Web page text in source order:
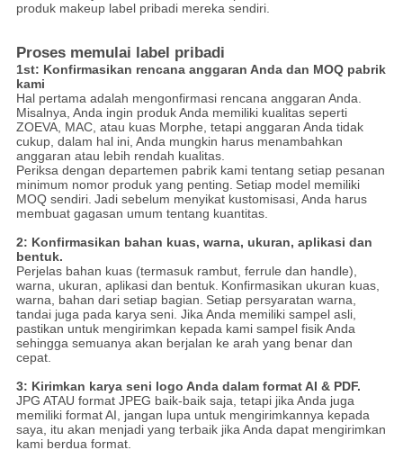
produk makeup label pribadi mereka sendiri.
Proses memulai label pribadi
1st: Konfirmasikan rencana anggaran Anda dan MOQ pabrik
kami
Hal pertama adalah mengonfirmasi rencana anggaran Anda.
Misalnya, Anda ingin produk Anda memiliki kualitas seperti
ZOEVA, MAC, atau kuas Morphe, tetapi anggaran Anda tidak
cukup, dalam hal ini, Anda mungkin harus menambahkan
anggaran atau lebih rendah kualitas.
Periksa dengan departemen pabrik kami tentang setiap pesanan
minimum nomor produk yang penting. Setiap model memiliki
MOQ sendiri. Jadi sebelum menyikat kustomisasi, Anda harus
membuat gagasan umum tentang kuantitas.
2: Konfirmasikan bahan kuas, warna, ukuran, aplikasi dan
bentuk.
Perjelas bahan kuas (termasuk rambut, ferrule dan handle),
warna, ukuran, aplikasi dan bentuk. Konfirmasikan ukuran kuas,
warna, bahan dari setiap bagian. Setiap persyaratan warna,
tandai juga pada karya seni. Jika Anda memiliki sampel asli,
pastikan untuk mengirimkan kepada kami sampel fisik Anda
sehingga semuanya akan berjalan ke arah yang benar dan
cepat.
3: Kirimkan karya seni logo Anda dalam format AI & PDF.
JPG ATAU format JPEG baik-baik saja, tetapi jika Anda juga
memiliki format AI, jangan lupa untuk mengirimkannya kepada
saya, itu akan menjadi yang terbaik jika Anda dapat mengirimkan
kami berdua format.